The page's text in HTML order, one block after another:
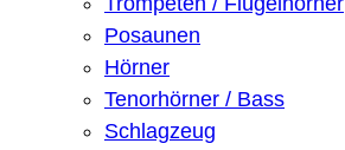
Posaunen
Hörner
Tenorhörner / Bass
Schlagzeug